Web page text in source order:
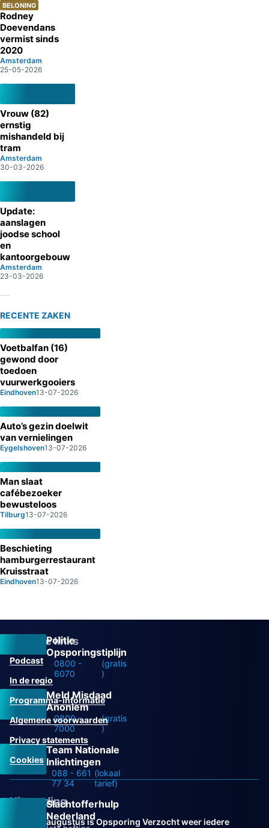
BELONING
Rodney
Doevendans
vermist sinds
2020
Amsterdam
25-05-2026
Vrouw (82)
ernstig
mishandeld bij
tram
Amsterdam
30-03-2026
Update:
aanslagen
joodse school
en
kantoorgebouw
Amsterdam
23-03-2026
RECENTE ZAKEN
Voetbalfan (16)
gewond door
toedoen
vuurwerkgooiers
Eindhoven13-07-2026
Auto’s gezin doelwit
van vernielingen
Eygelshoven13-07-2026
Man slaat
cafébezoeker
bewusteloos
Tilburg13-07-2026
Beschieting
hamburgerrestaurant
Kruisstraat
Eindhoven13-07-2026
Politie
Opsporingstiplijn
0800 -
6070
(gratis
)
Meld Misdaad
Anoniem
0800 -
7000
(gratis
)
Team Nationale
Inlichtingen
088 - 661
77 34
(lokaal
tarief)
Slachtofferhulp
Nederland
Overige links
Podcast
In de regio
Programma-informatie
Algemene voorwaarden
Privacy statements
Cookies
Uitzending
Vanaf 31 augustus is Opsporing Verzocht weer iedere